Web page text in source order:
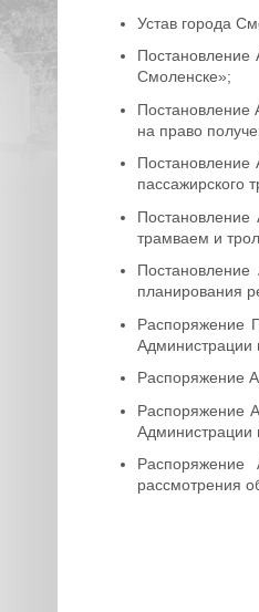
Устав города
Смоленске»;
Постановление
на право
пассажирского
трамваем и
планирования
Распоряжение
Администрации
Распоряжение
Распоряжение
Администрации
рассмотрения